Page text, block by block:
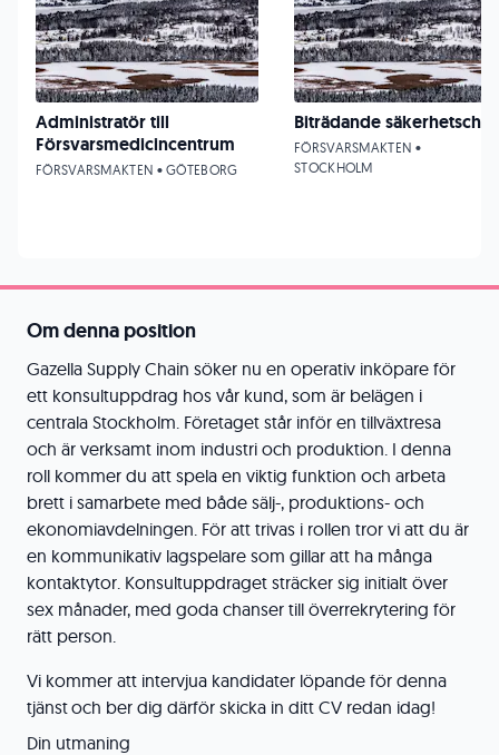
Om denna position
Gazella Supply Chain söker nu en operativ inköpare för
ett konsultuppdrag hos vår kund, som är belägen i
centrala Stockholm. Företaget står inför en tillväxtresa
och är verksamt inom industri och produktion. I denna
roll kommer du att spela en viktig funktion och arbeta
brett i samarbete med både sälj-, produktions- och
ekonomiavdelningen. För att trivas i rollen tror vi att du är
en kommunikativ lagspelare som gillar att ha många
kontaktytor. Konsultuppdraget sträcker sig initialt över
sex månader, med goda chanser till överrekrytering för
rätt person.
Vi kommer att intervjua kandidater löpande för denna
tjänst och ber dig därför skicka in ditt CV redan idag!
Din utmaning
Administratör till
Försvarsmedicincentrum
FÖRSVARSMAKTEN • GÖTEBORG
Biträdande säkerhetschef
FÖRSVARSMAKTEN •
STOCKHOLM